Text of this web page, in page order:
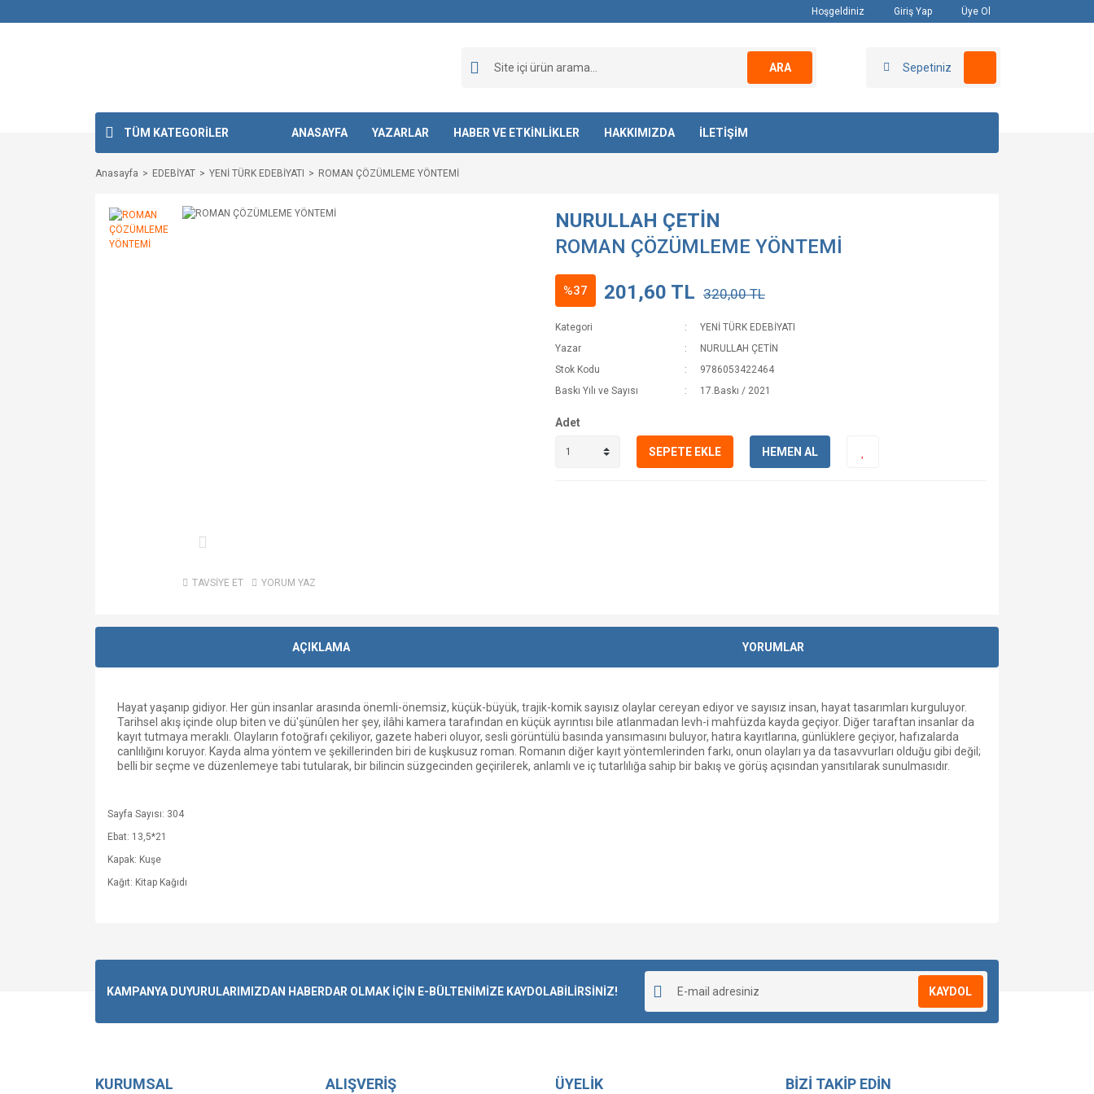
Hoşgeldiniz Giriş Yap Üye Ol
ARA Sepetiniz
TÜM KATEGORİLER ANASAYFA YAZARLAR HABER VE ETKİNLİKLER HAKKIMIZDA İLETİŞİM
Anasayfa EDEBİYAT YENİ TÜRK EDEBİYATI ROMAN ÇÖZÜMLEME YÖNTEMİ
TAVSİYE ET YORUM YAZ
NURULLAH ÇETİN
ROMAN ÇÖZÜMLEME YÖNTEMİ
%37 201,60 TL 320,00 TL
Kategori
YENİ TÜRK EDEBİYATI
Yazar
NURULLAH ÇETİN
Stok Kodu
9786053422464
Baskı Yılı ve Sayısı
17.Baskı / 2021
Adet
SEPETE EKLE HEMEN AL
AÇIKLAMA YORUMLAR
Hayat yaşanıp gidiyor. Her gün insanlar arasında önemli-önemsiz, küçük-büyük, trajik-komik sayısız olaylar cereyan ediyor ve sayısız insan, hayat tasarımları kurguluyor.
Tarihsel akış içinde olup biten ve dü'şünûlen her şey, ilâhi kamera tarafından en küçük ayrıntısı bile atlanmadan levh-i mahfüzda kayda geçiyor. Diğer taraftan insanlar da
kayıt tutmaya meraklı. Olayların fotoğrafı çekiliyor, gazete haberi oluyor, sesli görüntülü basında yansımasını buluyor, hatıra kayıtlarına, günlüklere geçiyor, hafızalarda
canlılığını koruyor. Kayda alma yöntem ve şekillerinden biri de kuşkusuz roman. Romanın diğer kayıt yöntemlerinden farkı, onun olayları ya da tasavvurları olduğu gibi değil;
belli bir seçme ve düzenlemeye tabi tutularak, bir bilincin süzgecinden geçirilerek, anlamlı ve iç tutarlılığa sahip bir bakış ve görüş açısından yansıtılarak sunulmasıdır.
Sayfa Sayısı: 304
Ebat: 13,5*21
Kapak: Kuşe
Kağıt: Kitap Kağıdı
KAMPANYA DUYURULARIMIZDAN HABERDAR OLMAK İÇİN E-BÜLTENİMİZE KAYDOLABİLİRSİNİZ! KAYDOL
KURUMSAL ALIŞVERİŞ ÜYELİK BİZİ TAKİP EDİN